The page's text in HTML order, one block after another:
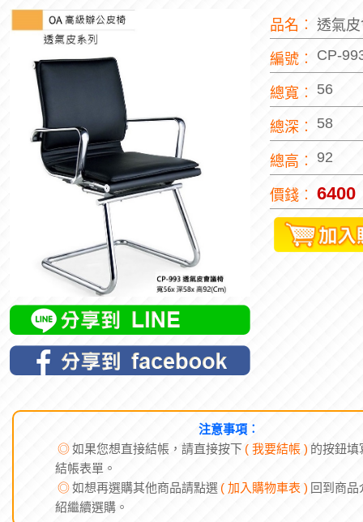
品名︰ 透氣
編號︰ CP-
總寬︰ 56
總深︰ 58
總高︰ 92
價錢︰ 6400
注意事項︰
◎如果您想直接結帳，請直接按下 ( 我要結帳 ) 的按鈕填
結帳表單。
◎如想再選購其他商品請點選 ( 加入購物車表 ) 回到商品
紹繼續選購。